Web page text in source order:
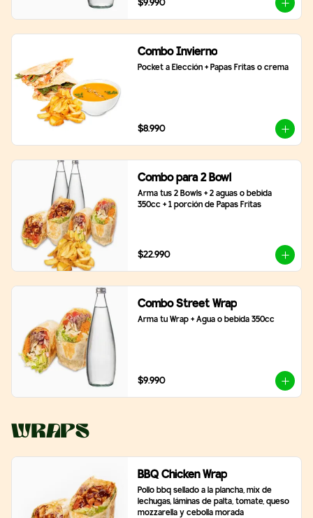
$9.990
Combo Invierno
Pocket a Elección + Papas Fritas o crema
$8.990
Combo para 2 Bowl
Arma tus 2 Bowls + 2 aguas o bebida
350cc + 1 porción de Papas Fritas
$22.990
Combo Street Wrap
Arma tu Wrap + Agua o bebida 350cc
$9.990
Wraps
BBQ Chicken Wrap
Pollo bbq sellado a la plancha, mix de
lechugas, láminas de palta, tomate, queso
mozzarella y cebolla morada